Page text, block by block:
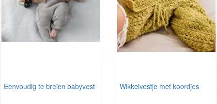
Eenvoudig te breien babyvest Wikkelvestje met koordjes